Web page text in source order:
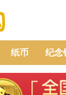
纸币 纪念